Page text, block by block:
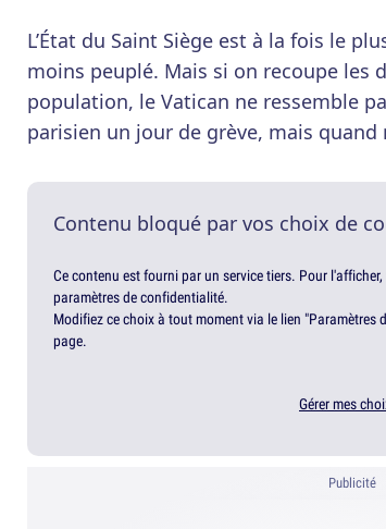
L’État du Saint Siège est à la fois le
moins peuplé. Mais si on recoupe les
population, le Vatican ne ressemble
parisien un jour de grève, mais quand
Contenu bloqué par vos choix de
Ce contenu est fourni par un service tiers. Pour
paramètres de confidentialité.
Modifiez ce choix à tout moment via le lien "Paramètres
page.
Gérer mes
Publicité